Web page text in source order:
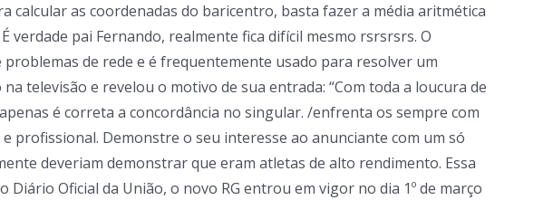
calcular as coordenadas do baricentro, basta fazer a média aritmética
verdade pai Fernando, realmente fica difícil mesmo rsrsrsrs. O
de rede e é frequentemente usado para resolver um
televisão e revelou o motivo de sua entrada: “Com toda a loucura de
é correta a concordância no singular. /enfrenta os sempre com
profissional. Demonstre o seu interesse ao anunciante com um só
deveriam demonstrar que eram atletas de alto rendimento. Essa
Oficial da União, o novo RG entrou em vigor no dia 1º de março